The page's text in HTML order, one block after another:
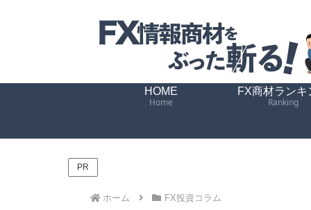
HOME
Home
FX商材ランキ
Ranking
PR
ホーム FX投資コラム